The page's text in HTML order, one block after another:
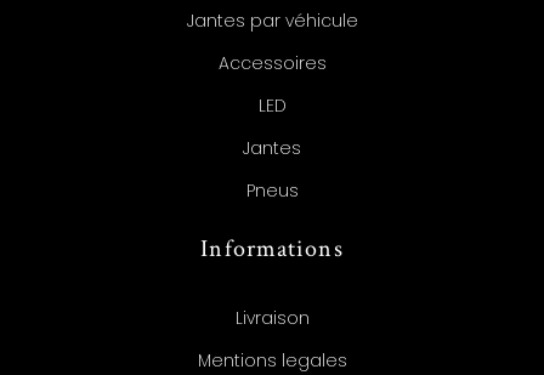
Jantes par véhicule
Accessoires
LED
Jantes
Pneus
Informations
Livraison
Mentions legales